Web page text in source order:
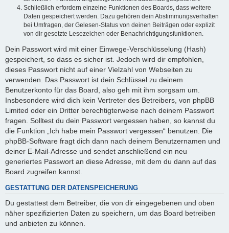
Schließlich erfordern einzelne Funktionen des Boards, dass weitere
Daten gespeichert werden. Dazu gehören dein Abstimmungsverhalten
bei Umfragen, der Gelesen-Status von deinen Beiträgen oder explizit
von dir gesetzte Lesezeichen oder Benachrichtigungsfunktionen.
Dein Passwort wird mit einer Einwege-Verschlüsselung (Hash)
gespeichert, so dass es sicher ist. Jedoch wird dir empfohlen,
dieses Passwort nicht auf einer Vielzahl von Webseiten zu
verwenden. Das Passwort ist dein Schlüssel zu deinem
Benutzerkonto für das Board, also geh mit ihm sorgsam um.
Insbesondere wird dich kein Vertreter des Betreibers, von phpBB
Limited oder ein Dritter berechtigterweise nach deinem Passwort
fragen. Solltest du dein Passwort vergessen haben, so kannst du
die Funktion „Ich habe mein Passwort vergessen“ benutzen. Die
phpBB-Software fragt dich dann nach deinem Benutzernamen und
deiner E-Mail-Adresse und sendet anschließend ein neu
generiertes Passwort an diese Adresse, mit dem du dann auf das
Board zugreifen kannst.
GESTATTUNG DER DATENSPEICHERUNG
Du gestattest dem Betreiber, die von dir eingegebenen und oben
näher spezifizierten Daten zu speichern, um das Board betreiben
und anbieten zu können.